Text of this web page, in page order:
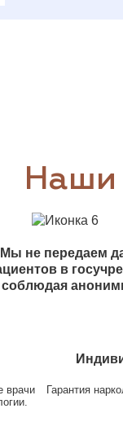
Наши
Мы не передаем
в
соблюдая
врачи
Гарантия